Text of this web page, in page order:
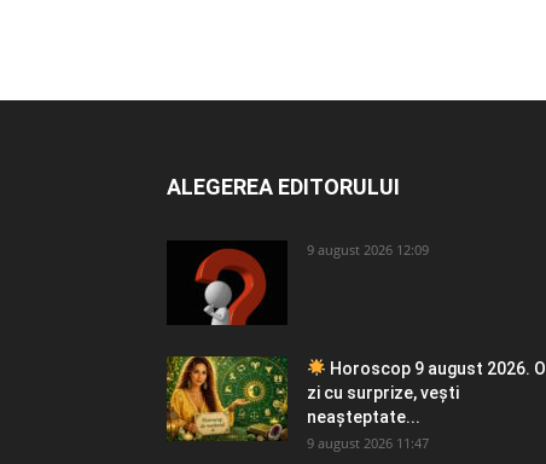
ALEGEREA EDITORULUI
9 august 2026 12:09
Horoscop 9 august 2026. O
zi cu surprize, vești
neașteptate...
9 august 2026 11:47